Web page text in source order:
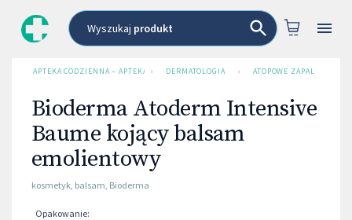
Wyszukaj produkt
APTEKA CODZIENNA – APTEKA INTERNETOWA
› DERMATOLOGIA › ATOPOWE ZAPALENIE
Bioderma Atoderm Intensive
Baume kojący balsam
emolientowy
kosmetyk, balsam, Bioderma
Opakowanie: